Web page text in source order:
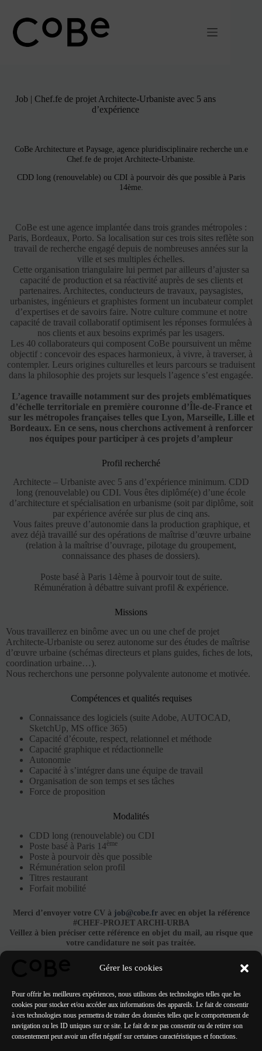
Gérer les cookies
Pour offrir les meilleures expériences, nous utilisons des technologies telles que les
cookies pour stocker et/ou accéder aux informations des appareils. Le fait de consentir
à ces technologies nous permettra de traiter des données telles que le comportement de
navigation ou les ID uniques sur ce site. Le fait de ne pas consentir ou de retirer son
consentement peut avoir un effet négatif sur certaines caractéristiques et fonctions.
contenu
Job | Chef.fe de projet Architecte-Urbaniste avec 5 ans
d’expérience
CoBe Architecture et Paysage, agence pluridisciplinaire recherche un.e
Chef.fe de projet Architecte-Urbaniste.
CDD long (renouvelable) ou CDI à pourvoir dès que possible à Paris
14ème.
CoBe est une agence implantée dans trois grandes métropoles :
Paris, Bordeaux, Porto. Sa localisation sur ces trois sites reflète son
travail de recherche engagé depuis de nombreuses années sur la
ville et ses multiples échelles.
Cette organisation triangulaire lui permet par ailleurs d’ajuster sa
capacité de production et sa réactivité auprès de ses clients et
partenaires. Architectes, conducteurs de travaux, paysagistes,
urbanistes, ingénieurs et graphistes forment un incubateur complet
d’expertises et de savoirs faire. Notre culture commune et notre
capacité de travail collaboratif optimisent les réponses formulées à
nos clients et aux besoins exprimés par les usagers.
Les 40 collaborateurs qui composent CoBe poursuivent un même
objectif : concevoir des espaces harmonieux, à vivre, à traverser, à
contempler. Leurs origines culturelles et leurs parcours se traduisent
dans la philosophie des projets sur lesquels l’agence s’est engagée.
L’agence travaille notamment sur des projets emblématiques
d’échelle territoriale en première couronne d’Île-de-France et
sur les métropoles françaises telles que Lyon, Marseille, Lille et
Bordeaux. En ce sens, nous cherchons activement à renforcer
nos équipes pour participer à ces projets d’ampleur
Profil recherché
Architecte – Urbaniste avec 5 ans d’expérience minimum. CDD
long (renouvelable) ou CDI. Vous êtes diplômé(e) d’une école
d’architecture et spécialisation en urbanisme (soit par diplôme, soit
par expérience avérée sur plus de cinq ans.
Vous faites preuve d’autonomie dans la production graphique, et
avez déjà travaillé sur des opérations de maîtrise d’œuvre urbaine
(relation à la maîtrise d’ouvrage, pilotage du groupement,
connaissance des phases de dossiers).
Poste basé à Paris 14ème à pourvoir tout de suite.
Rémunération à débattre suivant profil & expérience.
Missions
Vous travaillerez en binôme avec un ou une chef de projet
Architecte-Urbaniste ou serez autonome sur des études de maîtrise
d’œuvre urbaine (schémas directeurs et plans guides, ﬁches de lots,
coordination urbaine…).
Nous recherchons une personne polyvalente autonome et motivée.
Compétences et qualités requises
Connaissance des logiciels (suite Adobe, AUTOCAD,
SketchUp, MS office 365)
Capacité d’écoute, respect, relationnel et méthode
Capacité graphique et rédactionnelle
Autonomie
Capacité à s’intégrer dans une équipe de travail
Organisation de son temps et ses tâches
Force de proposition
Modalités
CDD long (renouvelable) ou CDI
Poste basé à Paris 14ème
Poste à pourvoir dès que possible
Rémunération selon profil
Titres restaurant
Forfait mobilité
Merci d’envoyer votre CV à job@cobe.fravec en objet la référence
#CHEF-PROJET ARCHI-URBA
Veillez à bien préciser cette référence en objet du mail, au risque que
votre candidature ne soit pas traitée.
PRÉCÉDENT SUIVANT